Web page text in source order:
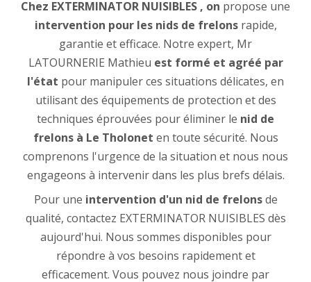
Chez EXTERMINATOR NUISIBLES , on propose une
intervention pour les nids de frelonsrapide,
garantie et efficace. Notre expert, Mr
LATOURNERIE Mathieu est formé et agréé par
l'état pour manipuler ces situations délicates, en
utilisant des équipements de protection et des
techniques éprouvées pour éliminer le nid de
frelons à Le Tholonet en toute sécurité. Nous
comprenons l'urgence de la situation et nous nous
engageons à intervenir dans les plus brefs délais.
Pour une intervention d'un nid de frelonsde
qualité, contactez EXTERMINATOR NUISIBLES dès
aujourd'hui. Nous sommes disponibles pour
répondre à vos besoins rapidement et
efficacement. Vous pouvez nous joindre par